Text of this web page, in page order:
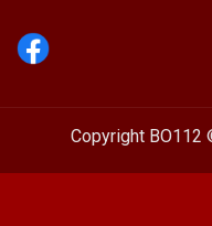
Copyright BO112